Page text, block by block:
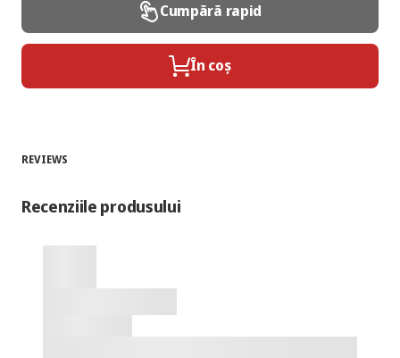
Cumpără rapid
În coș
REVIEWS
Recenziile produsului